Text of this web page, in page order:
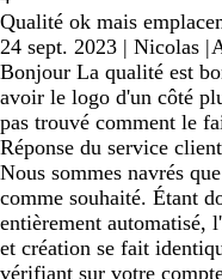
Qualité ok mais
24 sept. 2023 | Nicolas |
Bonjour La qualité est
avoir le logo d'un côté
pas trouvé comment le
Réponse du service
Nous sommes navrés
comme souhaité. Étant
entièrement automatisé,
et création se fait
vérifiant sur votre